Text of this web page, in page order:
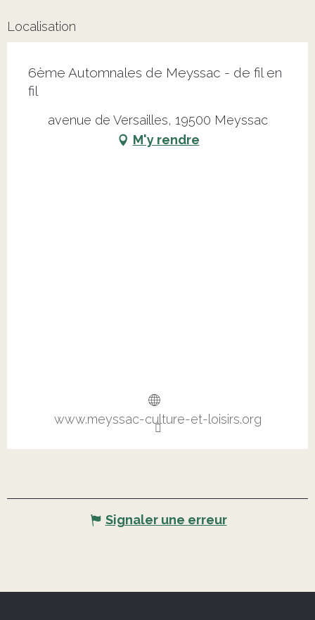
Localisation
6ème Automnales de Meyssac - de fil en
fil
avenue de Versailles, 19500 Meyssac
M'y rendre
www.meyssac-culture-et-loisirs.org
Signaler une erreur